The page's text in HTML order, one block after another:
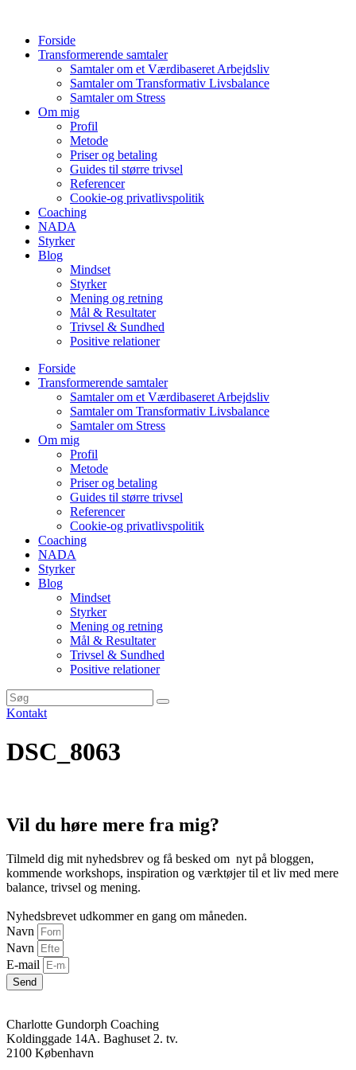
indholdForside
Transformerende samtaler
Samtaler om et Værdibaseret Arbejdsliv
Samtaler om Transformativ Livsbalance
Samtaler om Stress
Om mig
Profil
Metode
Priser og betaling
Guides til større trivsel
Referencer
Cookie-og privatlivspolitik
Coaching
NADA
Styrker
Blog
Mindset
Styrker
Mening og retning
Mål & Resultater
Trivsel & Sundhed
Positive relationer
Forside
Transformerende samtaler
Samtaler om et Værdibaseret Arbejdsliv
Samtaler om Transformativ Livsbalance
Samtaler om Stress
Om mig
Profil
Metode
Priser og betaling
Guides til større trivsel
Referencer
Cookie-og privatlivspolitik
Coaching
NADA
Styrker
Blog
Mindset
Styrker
Mening og retning
Mål & Resultater
Trivsel & Sundhed
Positive relationer
Kontakt
DSC_8063
Vil du høre mere fra mig?
Tilmeld dig mit nyhedsbrev og få besked om nyt på bloggen,
kommende workshops, inspiration og værktøjer til et liv med mere
balance, trivsel og mening.
Nyhedsbrevet udkommer en gang om måneden.
Navn
Navn
E-mail
Send
Charlotte Gundorph Coaching
Koldinggade 14A. Baghuset 2. tv.
2100 København